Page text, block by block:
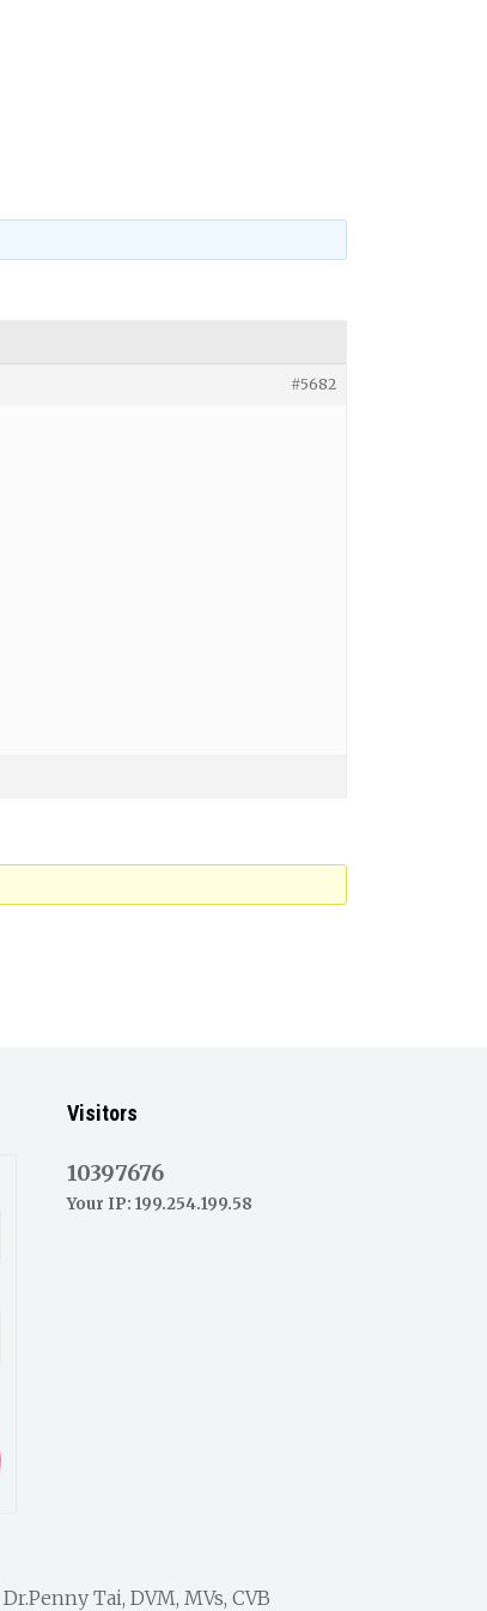
#5682
Visitors
10397676
Your IP: 199.254.199.58
Dr.Penny Tai, DVM, MVs, CVB